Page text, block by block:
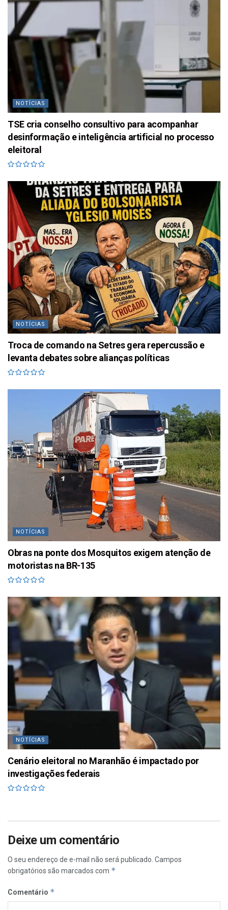
NOTÍCIAS
TSE cria conselho consultivo para acompanhar
desinformação e inteligência artificial no processo
eleitoral
NOTÍCIAS
Troca de comando na Setres gera repercussão e
levanta debates sobre alianças políticas
NOTÍCIAS
Obras na ponte dos Mosquitos exigem atenção de
motoristas na BR-135
NOTÍCIAS
Cenário eleitoral no Maranhão é impactado por
investigações federais
Deixe um comentário
O seu endereço de e-mail não será publicado. Campos
obrigatórios são marcados com *
Comentário *